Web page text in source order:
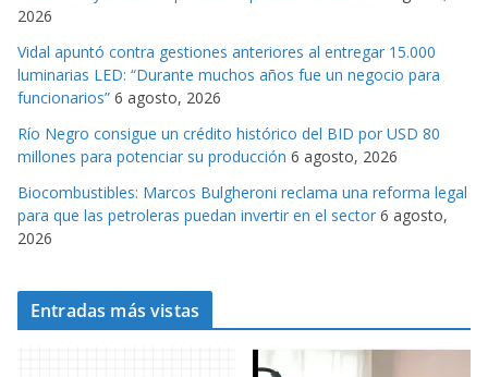
s
2026
Vidal apuntó contra gestiones anteriores al entregar 15.000
luminarias LED: “Durante muchos años fue un negocio para
funcionarios” 6 agosto, 2026
Río Negro consigue un crédito histórico del BID por USD 80
millones para potenciar su producción 6 agosto, 2026
Biocombustibles: Marcos Bulgheroni reclama una reforma legal
para que las petroleras puedan invertir en el sector 6 agosto,
2026
Entradas más vistas